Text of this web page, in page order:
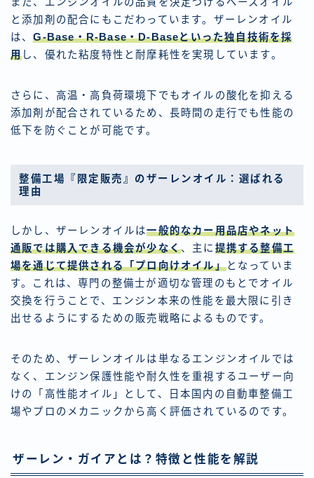
と添加剤の配合にもこだわっています。ザーレンオイル
は、G-Base・R-Base・D-Baseといった独自技術を採
用し、優れた粘度特性と耐摩耗性を実現しています。
さらに、高温・高負荷環境下でもオイルの酸化を抑える
添加剤が配合されているため、長時間の走行でも性能の
低下を防ぐことが可能です。
整備工場 『 限定販売』 のザーレンオイル：選ばれる
理由
しかし、ザーレンオイルは一般的なカー用品店やネット
通販では購入できる機会が少なく、主に 提携する整備工
場を通じて提供される「プロ向けオイル」となっていま
す。これは、専門の整備士が適切な管理のもとでオイル
交換を行うことで、エンジン本来の性能を最大限に引き
出せるようにするための販売戦略によるものです。
そのため、ザーレンオイルは単なるエンジンオイルでは
なく、エンジン保護性能や耐久性を重視するユーザー向
けの「高性能オイル」として、日本国内の自動車整備工
場やプロのメカニックから高く評価されているのです。
ザーレン・ガイアとは？特徴と性能を解説